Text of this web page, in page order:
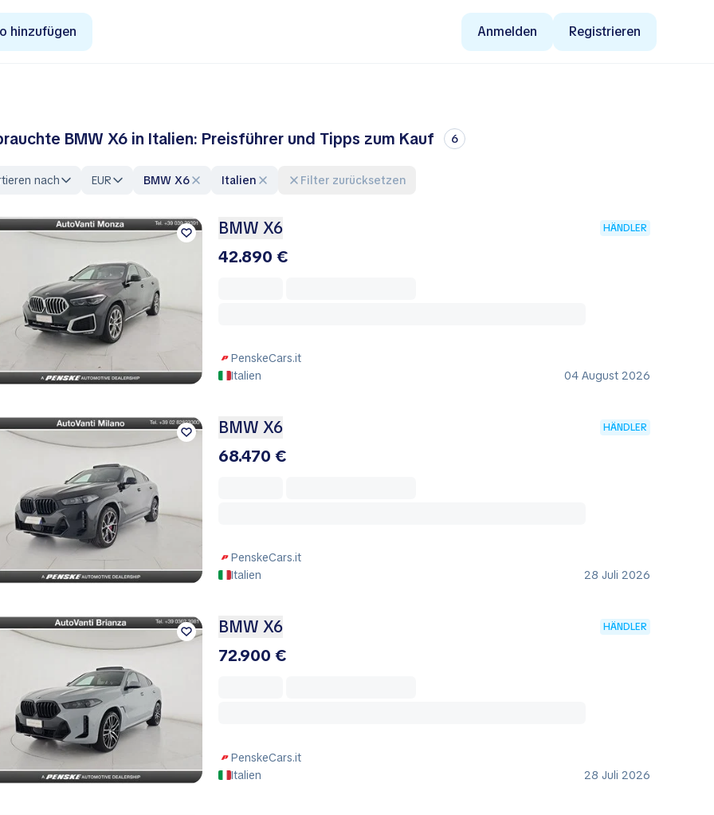
hinzufügen Anmelden Registrieren
BMW X6 in Italien: Preisführer und Tipps zum Kauf 6
nach EUR BMW X6 Italien Filter zurücksetzen
BMW X6 HÄNDLER
42.890 €
PenskeCars.it
Italien
04 August 2026
BMW X6 HÄNDLER
68.470 €
PenskeCars.it
Italien
28 Juli 2026
BMW X6 HÄNDLER
72.900 €
PenskeCars.it
Italien
28 Juli 2026